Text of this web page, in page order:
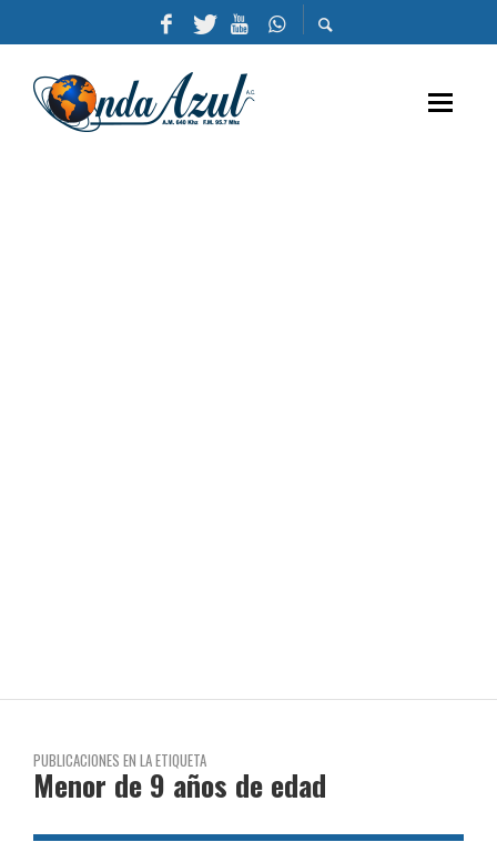
PUBLICACIONES EN LA ETIQUETA
Menor de 9 años de edad